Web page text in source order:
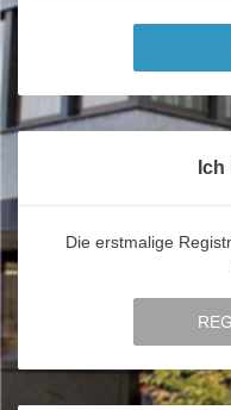
Die erstmalige